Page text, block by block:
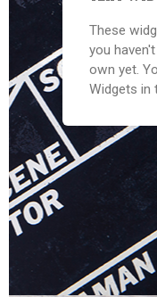
These
you
own yet.
Widgets in